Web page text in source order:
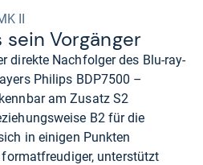
II
Vor­gän­ger
direkte Nachfolger des Blu-ray-
Philips BDP7500 –
am Zusatz S2
B2 für die
in einigen Punkten
unterstützt